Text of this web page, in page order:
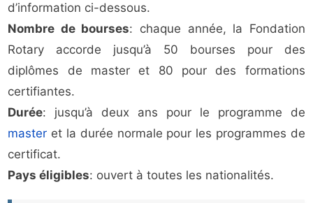
d’information ci-dessous.
Nombre de bourses: chaque année, la Fondation
Rotary accorde jusqu’à 50 bourses pour des
diplômes de master et 80 pour des formations
certifiantes.
Durée: jusqu’à deux ans pour le programme de
master et la durée normale pour les programmes de
certificat.
Pays éligibles: ouvert à toutes les nationalités.